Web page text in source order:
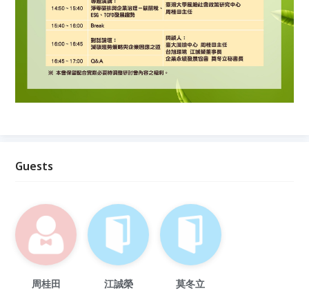
Guests
周桂田 江誠榮 莫冬立